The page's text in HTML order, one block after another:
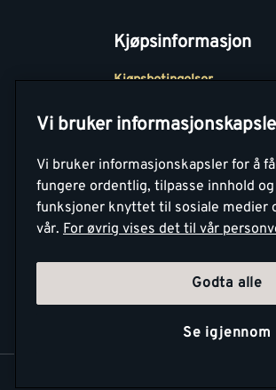
Kjøpsinformasjon
Kjøpsbetingelser
Betaling
Retur- og
angrerettsskjema
Vi bruker
Vi bruker informasjonskapsler for å
fungere ordentlig, tilpasse innhold
funksjoner knyttet til sosiale medier
vår. For øvrig vises det til vår
Godta alle
Se igjennom